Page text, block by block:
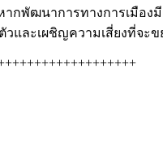
ากพัฒนาการทางการเมือง
และเผชิญความเสี่ยงที่จะ